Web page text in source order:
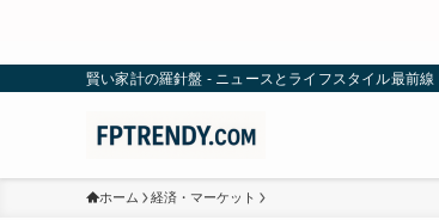
賢い家計の羅針盤 - ニュースとライフスタイル最前線
ホーム 経済・マーケット